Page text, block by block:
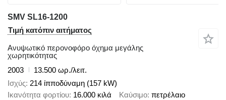
SMV SL16-1200
Τιμή κατόπιν αιτήματος
Ανυψωτικό περονοφόρο όχημα μεγάλης
χωρητικότητας
2003
13.500 ωρ./λειτ.
Ισχύς 214 ίπποδύναμη (157 kW)
Ικανότητα φορτίου 16.000 κιλά Καύσιμο πετρέλαιο